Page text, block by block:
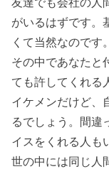
がいるはずです。
くて当然なのです。
その中であなたと
ても許してくれる
イケメンだけど、
るでしょう。間違
イスをくれる人も
世の中には同じ人